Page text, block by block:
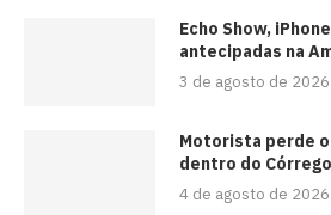
Echo Show,
antecipadas na
3 de agosto de 2026
Motorista perde
dentro do
4 de agosto de 2026